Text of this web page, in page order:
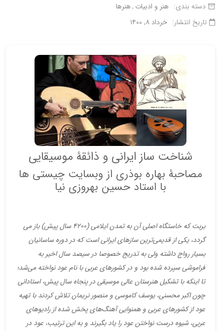
دسته بندی: هنر و ادبیات هنرها
تاریخ انتشار: خرداد ۸, ۱۴۰۰
شناخت ساز ایرانی و ذائقۀ موسیقایی
مصاحبۀ بهاره بوذری از وبسایت چیستی ها
با استاد حسین بهروزی نیا
بربت که خاستگاه اصلی آن به تمدن ایلامی (۴۲۰۰ سال پیش) باز می
گردد، یکی از قدیمی‌ترین سازهای ایرانی است که در دوره ساسانیان
بسیار رواج داشته ولی به تدریج خصوصا در سیصد سال اخیر به
فراموشی سپرده شده بود و در کشورهای عربی با نام عود نواخته می‌شد؛
تا اینکه با تشکیل هنرستان عالی موسیقی در پنجاه سال پیش، استادانی
چون اکبر محسنی، یوسف کاموسی و منصور نریمان تلاش کردند با تهیه
عود از کشورهای عربی و همنوایی آهنگ‌های پخش شده از رادیوهای
عربی، شیوه درست نواختن عود را یاد بگیرند و به این ترتیب، عود در